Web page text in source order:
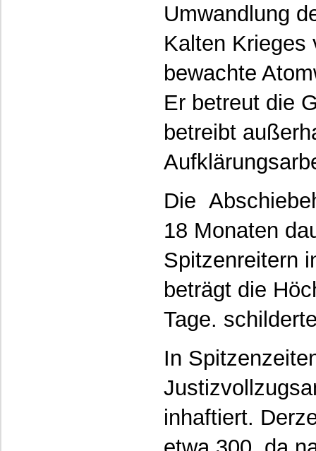
Umwandlung
Kalten Krieges
bewachte
Er betreut die
betreibt
Die
18 Monaten
Spitzenreitern
beträgt die
Tage.
In
inhaftiert.